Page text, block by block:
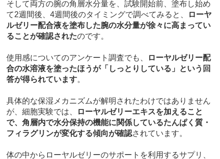
そして両方の腕の角層水分量を、試験開始前、塗布し始め
て2週間後、4週間後のタイミングで調べてみると、
ローヤ
ルゼリー配合液を塗布した腕の水分量が徐々に高まってい
ることが確認されたのです。
使用感についてのアンケート調査でも、
ローヤルゼリー配
合の水溶液を塗ったほうが「しっとりしている」という回
答が得られています。
具体的な保湿メカニズムが解明されたわけではありません
が、細胞実験では、
ローヤルゼリーエキスを加えること
で、角層内で水分保持の機能に関係しているたんぱく質・
フィラグリンが変化する傾向が確認されています。
体の中からローヤルゼリーのサポートを利用するサプリ、